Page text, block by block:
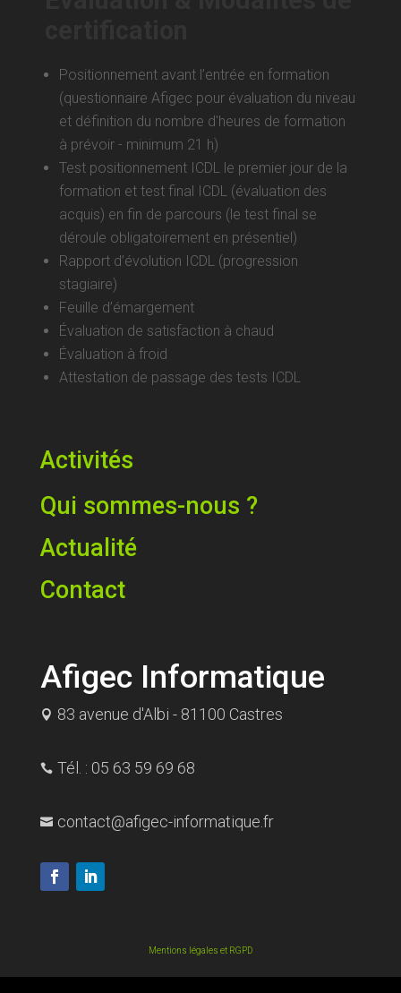
Positionnement avant l’entrée en formation
(questionnaire Afigec pour évaluation du niveau
et définition du nombre d'heures de formation
à prévoir - minimum 21 h)
Test positionnement ICDL le premier jour de la
formation et test final ICDL (évaluation des
acquis) en fin de parcours (le test final se
déroule obligatoirement en présentiel)
Rapport d’évolution ICDL (progression
stagiaire)
Feuille d’émargement
Évaluation de satisfaction à chaud
Évaluation à froid
Attestation de passage des tests ICDL
Activités
Qui sommes-nous ?
Actualité
Contact
Afigec Informatique
 83 avenue d'Albi - 81100 Castres
 Tél. : 05 63 59 69 68
 contact@afigec-informatique.fr
Mentions légales et RGPD